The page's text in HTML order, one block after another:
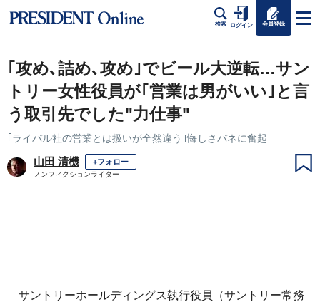
検索 ログイン 会員登録
｢攻め､詰め､攻め｣でビール大逆転…サン
トリー女性役員が｢営業は男がいい｣と言
う取引先でした"力仕事"
｢ライバル社の営業とは扱いが全然違う｣悔しさバネに奮起
山田 清機 +フォロー
ノンフィクションライター
サントリーホールディングス執行役員（サントリー常務